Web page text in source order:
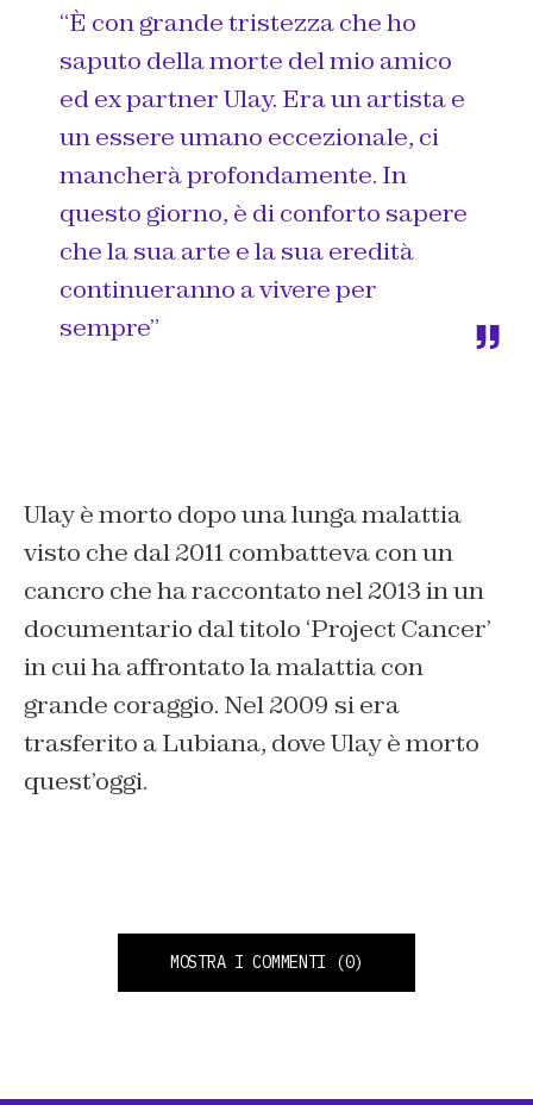
“È con grande tristezza che ho
saputo della morte del mio amico
ed ex partner Ulay. Era un artista e
un essere umano eccezionale, ci
mancherà profondamente. In
questo giorno, è di conforto sapere
che la sua arte e la sua eredità
continueranno a vivere per
sempre”
Ulay è morto dopo una lunga malattia
visto che dal 2011 combatteva con un
cancro che ha raccontato nel 2013 in un
documentario dal titolo ‘Project Cancer’
in cui ha affrontato la malattia con
grande coraggio. Nel 2009 si era
trasferito a Lubiana, dove Ulay è morto
quest’oggi.
MOSTRA I COMMENTI (0)